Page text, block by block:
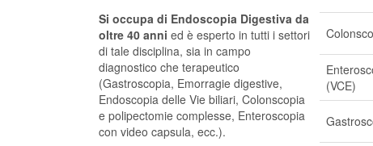
Si occupa di Endoscopia Digestiva da
oltre 40 anni ed è esperto in tutti i settori
di tale disciplina, sia in campo
diagnostico che terapeutico
(Gastroscopia, Emorragie digestive,
Endoscopia delle Vie biliari, Colonscopia
e polipectomie complesse, Enteroscopia
con video capsula, ecc.).
(VCE)